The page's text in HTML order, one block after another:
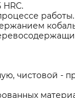
работы.
чистовой -